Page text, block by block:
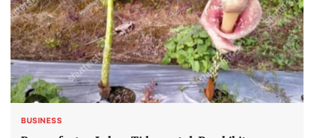
BUSINESS